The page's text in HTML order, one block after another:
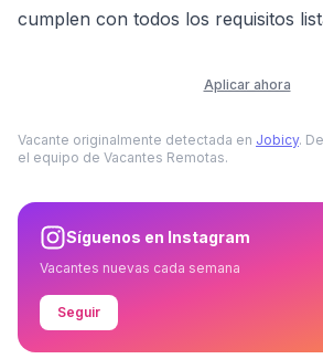
cumplen con todos los requisitos
Aplicar ahora
Vacante originalmente detectada en Jobicy.
el equipo de Vacantes Remotas.
Síguenos en Instagram
Vacantes nuevas cada semana
Seguir